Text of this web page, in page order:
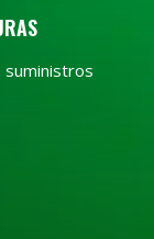
suministros